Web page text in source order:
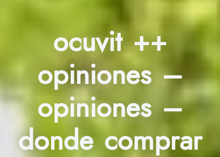
ocuvit ++
opiniones –
opiniones –
donde comprar